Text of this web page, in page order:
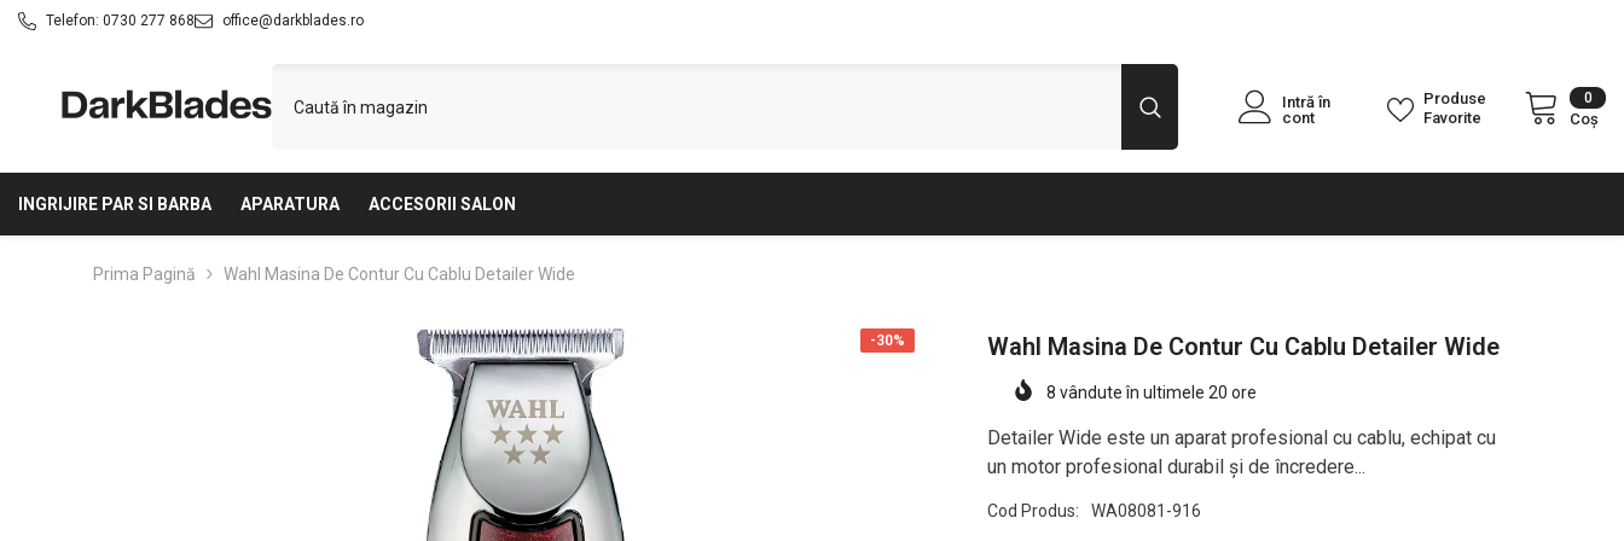
SARI LA CONȚINUT
Telefon: 0730 277 868 office@darkblades.ro
00
Coș
Produse
Favorite
Intră în
cont
INGRIJIRE PAR SI BARBA APARATURA ACCESORII SALON
Prima Pagină Wahl Masina De Contur Cu Cablu Detailer Wide
-30% Wahl Masina De Contur Cu Cablu Detailer Wide
8 vândute în ultimele20 ore
Detailer Wide este un aparat profesional cu cablu, echipat cu
un motor profesional durabil și de încredere...
Cod Produs: WA08081-916